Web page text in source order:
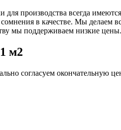
для производства всегда
в качестве. Мы делаем
мы поддерживаем низкие цены.
м2
согласуем окончательную